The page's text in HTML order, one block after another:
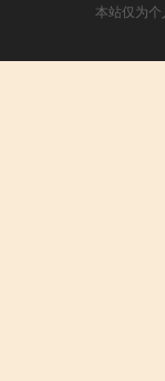
本站仅为